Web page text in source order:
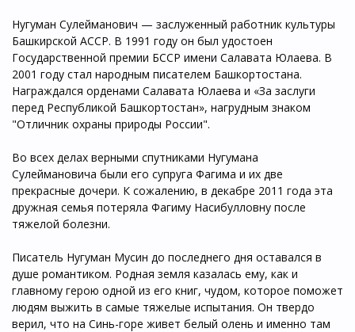
Нугуман Сулейманович — заслуженный работник культуры
Башкирской АССР. В 1991 году он был удостоен
Государственной премии БССР имени Салавата Юлаева. В
2001 году стал народным писателем Башкортостана.
Награждался орденами Салавата Юлаева и «За заслуги
перед Республикой Башкортостан», нагрудным знаком
"Отличник охраны природы России".
Во всех делах верными спутниками Нугумана
Сулеймановича были его супруга Фагима и их две
прекрасные дочери. К сожалению, в декабре 2011 года эта
дружная семья потеряла Фагиму Насибулловну после
тяжелой болезни.
Писатель Нугуман Мусин до последнего дня оставался в
душе романтиком. Родная земля казалась ему, как и
главному герою одной из его книг, чудом, которое поможет
людям выжить в самые тяжелые испытания. Он твердо
верил, что на Синь-горе живет белый олень и именно там